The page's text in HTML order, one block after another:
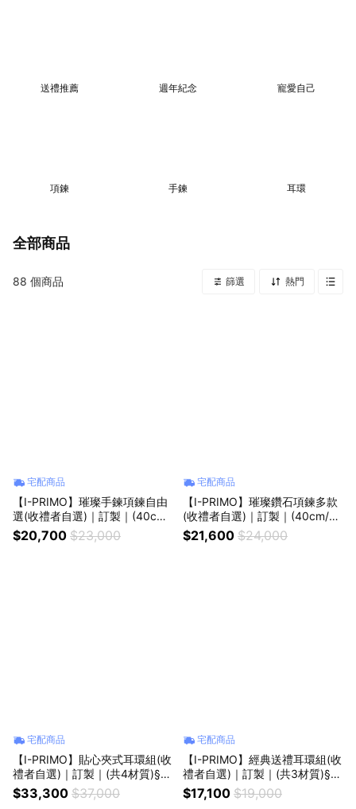
送禮推薦 週年紀念 寵愛自己
項鍊 手鍊 耳環
全部商品
88 個商品 篩選 熱門
宅配商品
【I-PRIMO】璀璨手鍊項鍊自由
選(收禮者自選)｜訂製｜(40cm/
45cm/共3材質)§生日禮物 紀念
禮物 情人節禮物
$20,700 $23,000
宅配商品
【I-PRIMO】璀璨鑽石項鍊多款
(收禮者自選)｜訂製｜(40cm/45
cm/共3材質)§生日禮物 紀念禮
物 情人節禮物
$21,600 $24,000
宅配商品
【I-PRIMO】貼心夾式耳環組(收
禮者自選)｜訂製｜(共4材質)§生
日禮物 紀念禮物 情人節禮物
$33,300 $37,000
宅配商品
【I-PRIMO】經典送禮耳環組(收
禮者自選)｜訂製｜(共3材質)§生
日禮物 紀念禮物 情人節禮物
$17,100 $19,000